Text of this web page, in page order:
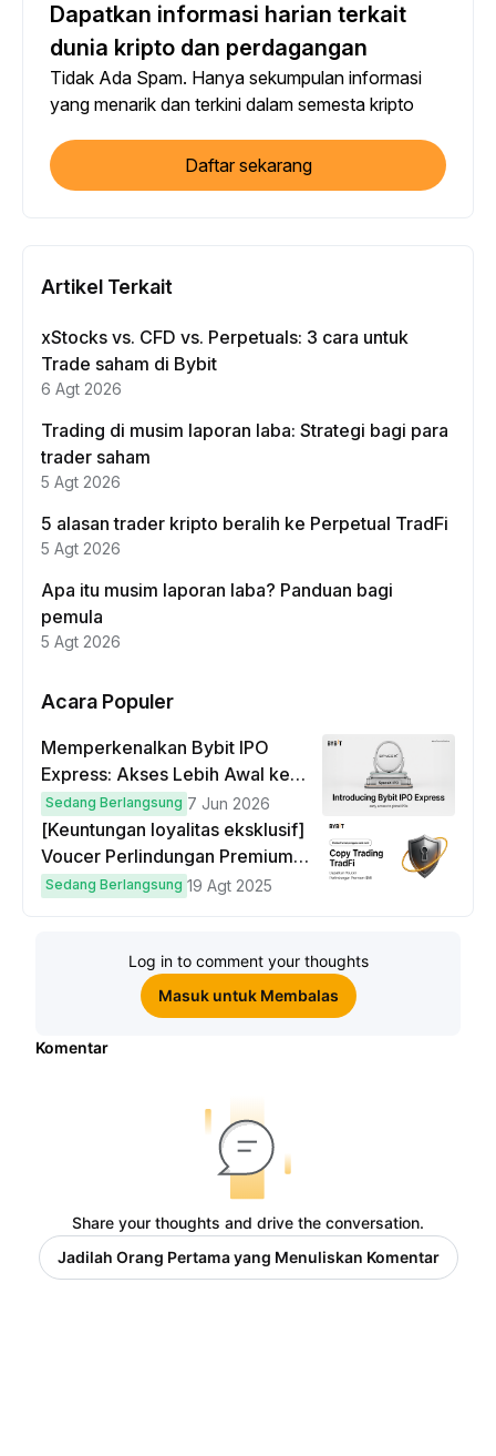
Dapatkan informasi harian terkait
dunia kripto dan perdagangan
Tidak Ada Spam. Hanya sekumpulan informasi
yang menarik dan terkini dalam semesta kripto
Daftar sekarang
Artikel Terkait
xStocks vs. CFD vs. Perpetuals: 3 cara untuk
Trade saham di Bybit
6 Agt 2026
Trading di musim laporan laba: Strategi bagi para
trader saham
5 Agt 2026
5 alasan trader kripto beralih ke Perpetual TradFi
5 Agt 2026
Apa itu musim laporan laba? Panduan bagi
pemula
5 Agt 2026
Acara Populer
Memperkenalkan Bybit IPO
Express: Akses Lebih Awal ke
IPO Global!
Sedang Berlangsung 7 Jun 2026
[Keuntungan loyalitas eksklusif]
Voucer Perlindungan Premium
hingga $50
Sedang Berlangsung 19 Agt 2025
Log in to comment your thoughts
Masuk untuk Membalas
Komentar
Share your thoughts and drive the conversation.
Jadilah Orang Pertama yang Menuliskan Komentar